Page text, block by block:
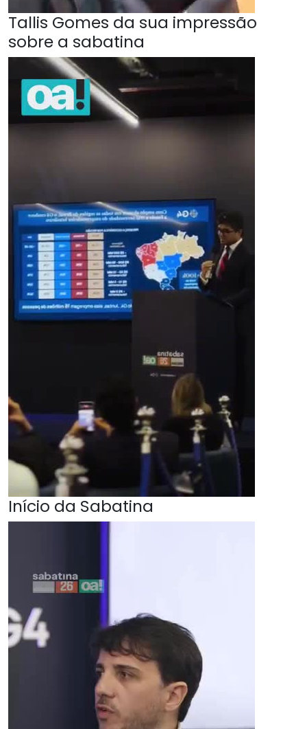
Tallis Gomes da sua impressão
sobre a sabatina
Início da Sabatina